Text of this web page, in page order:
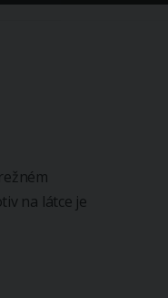
na látce je